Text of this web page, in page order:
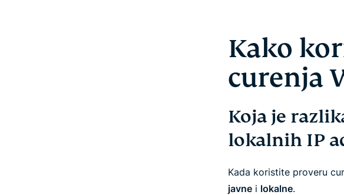
Kako
curenja
Koja je
lokalnih IP
Kada koristite proveru
javne i lokalne.